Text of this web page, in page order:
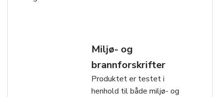
Miljø- og
brannforskrifter
Produktet er testet i
henhold til både miljø- og